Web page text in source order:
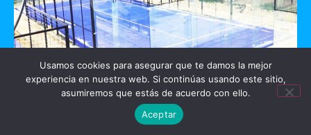
GO PADEL
Usamos cookies para asegurar que te damos la mejor
experiencia en nuestra web. Si continúas usando este sitio,
asumiremos que estás de acuerdo con ello.
Aceptar